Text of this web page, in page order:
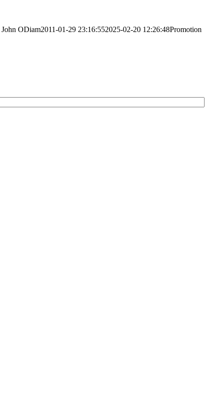
John ODiam2011-01-29 23:16:552025-02-20 12:26:48Promotion